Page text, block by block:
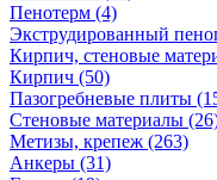
Пенотерм (4)
Экструдированный
Кирпич, стеновые
Кирпич (50)
Пазогребневые плиты
Стеновые материалы
Метизы, крепеж (263)
Анкеры (31)